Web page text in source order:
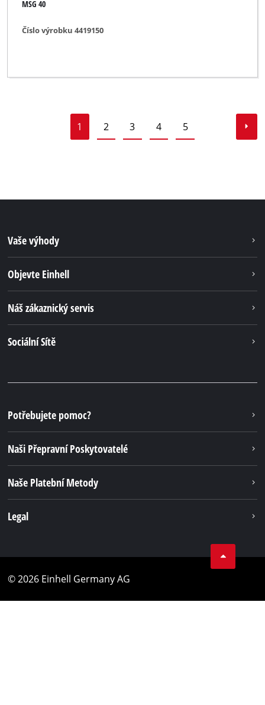
MSG 40
Číslo výrobku 4419150
1 2 3 4 5
Vaše výhody
Objevte Einhell
Náš zákaznický servis
Sociální Sítě
Potřebujete pomoc?
Naši Přepravní Poskytovatelé
Naše Platební Metody
Legal
© 2026 Einhell Germany AG